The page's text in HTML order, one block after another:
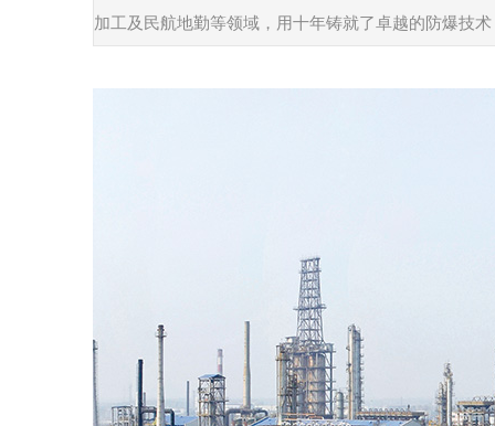
加工及民航地勤等领域，用十年铸就了卓越的防爆技